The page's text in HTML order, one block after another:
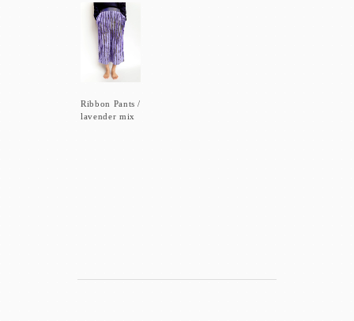
Ribbon Pants /
lavender mix